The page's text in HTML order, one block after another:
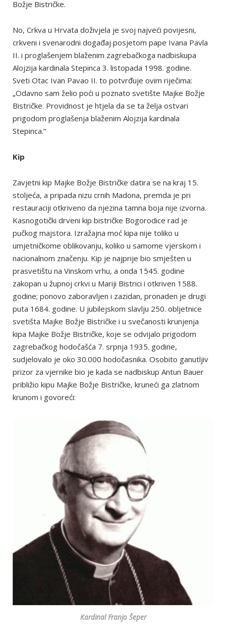
Božje Bistričke.
No, Crkva u Hrvata doživjela je svoj najveći povijesni,
crkveni i svenarodni događaj posjetom pape Ivana Pavla
II. i proglašenjem blaženim zagrebačkoga nadbiskupa
Alojzija kardinala Stepinca 3. listopada 1998. godine.
Sveti Otac Ivan Pavao II. to potvrđuje ovim riječima:
„Odavno sam želio poći u poznato svetište Majke Božje
Bistričke. Providnost je htjela da se ta želja ostvari
prigodom proglašenja blaženim Alojzija kardinala
Stepinca.“
Kip
Zavjetni kip Majke Božje Bistričke datira se na kraj 15.
stoljeća, a pripada nizu crnih Madona, premda je pri
restauraciji otkriveno da njezina tamna boja nije izvorna.
Kasnogotički drveni kip bistričke Bogorodice rad je
pučkog majstora. Izražajna moć kipa nije toliko u
umjetničkome oblikovanju, koliko u samome vjerskom i
nacionalnom značenju. Kip je najprije bio smješten u
prasvetištu na Vinskom vrhu, a onda 1545. godine
zakopan u župnoj crkvi u Mariji Bistrici i otkriven 1588.
godine; ponovo zaboravljen i zazidan, pronaden je drugi
puta 1684. godine. U jubilejskom slavlju 250. obljetnice
svetišta Majke Božje Bistričke i u svečanosti krunjenja
kipa Majke Božje Bistričke, koje se odvijalo prigodom
zagrebačkog hodočašća 7. srpnja 1935. godine,
sudjelovalo je oko 30.000 hodočasnika. Osobito ganutljiv
prizor za vjernike bio je kada se nadbiskup Antun Bauer
približio kipu Majke Božje Bistričke, kruneći ga zlatnom
krunom i govoreći:
Kardinal Franjo Šeper